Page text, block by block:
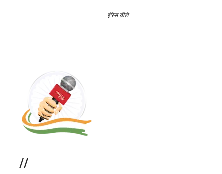
होरेस ग्रीले
//